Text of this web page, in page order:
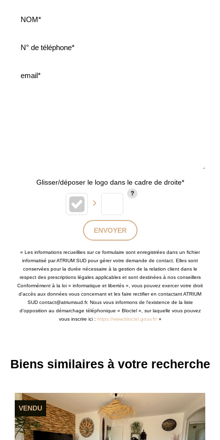
Glisser/déposer le logo dans le cadre de droite*
ENVOYER
« Les informations recueillies sur ce formulaire sont enregistrées dans un fichier
informatisé par ATRIUM SUD pour gérer votre demande de contact. Elles sont
conservées pour la durée nécessaire à la gestion de la relation client dans le
respect des prescriptions légales applicables et sont destinées à nos conseillers
Conformément à la loi « informatique et libertés », vous pouvez exercer votre droit
d'accès aux données vous concernant et les faire rectifier en contactant ATRIUM
SUD contact@atriumsud.fr. Nous vous informons de l'existence de la liste
d'opposition au démarchage téléphonique « Bloctel », sur laquelle vous pouvez
vous inscrire ici : https://www.bloctel.gouv.fr/»
Biens similaires à votre recherche